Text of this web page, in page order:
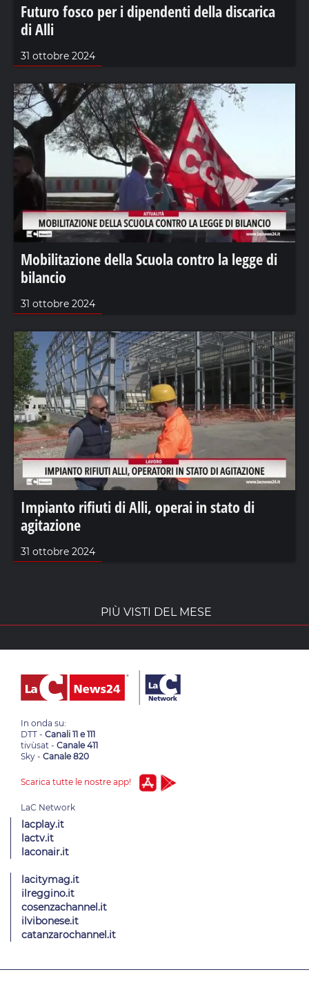
Futuro fosco per i dipendenti della discarica
di Alli
31 ottobre 2024
Mobilitazione della Scuola contro la legge di
bilancio
31 ottobre 2024
Impianto rifiuti di Alli, operai in stato di
agitazione
31 ottobre 2024
PIÙ VISTI DEL MESE
In onda su:
DTT - Canali 11 e 111
tivùsat - Canale 411
Sky - Canale 820
Scarica tutte le nostre app!
lacplay.it
lactv.it
laconair.it
lacitymag.it
ilreggino.it
cosenzachannel.it
ilvibonese.it
catanzarochannel.it